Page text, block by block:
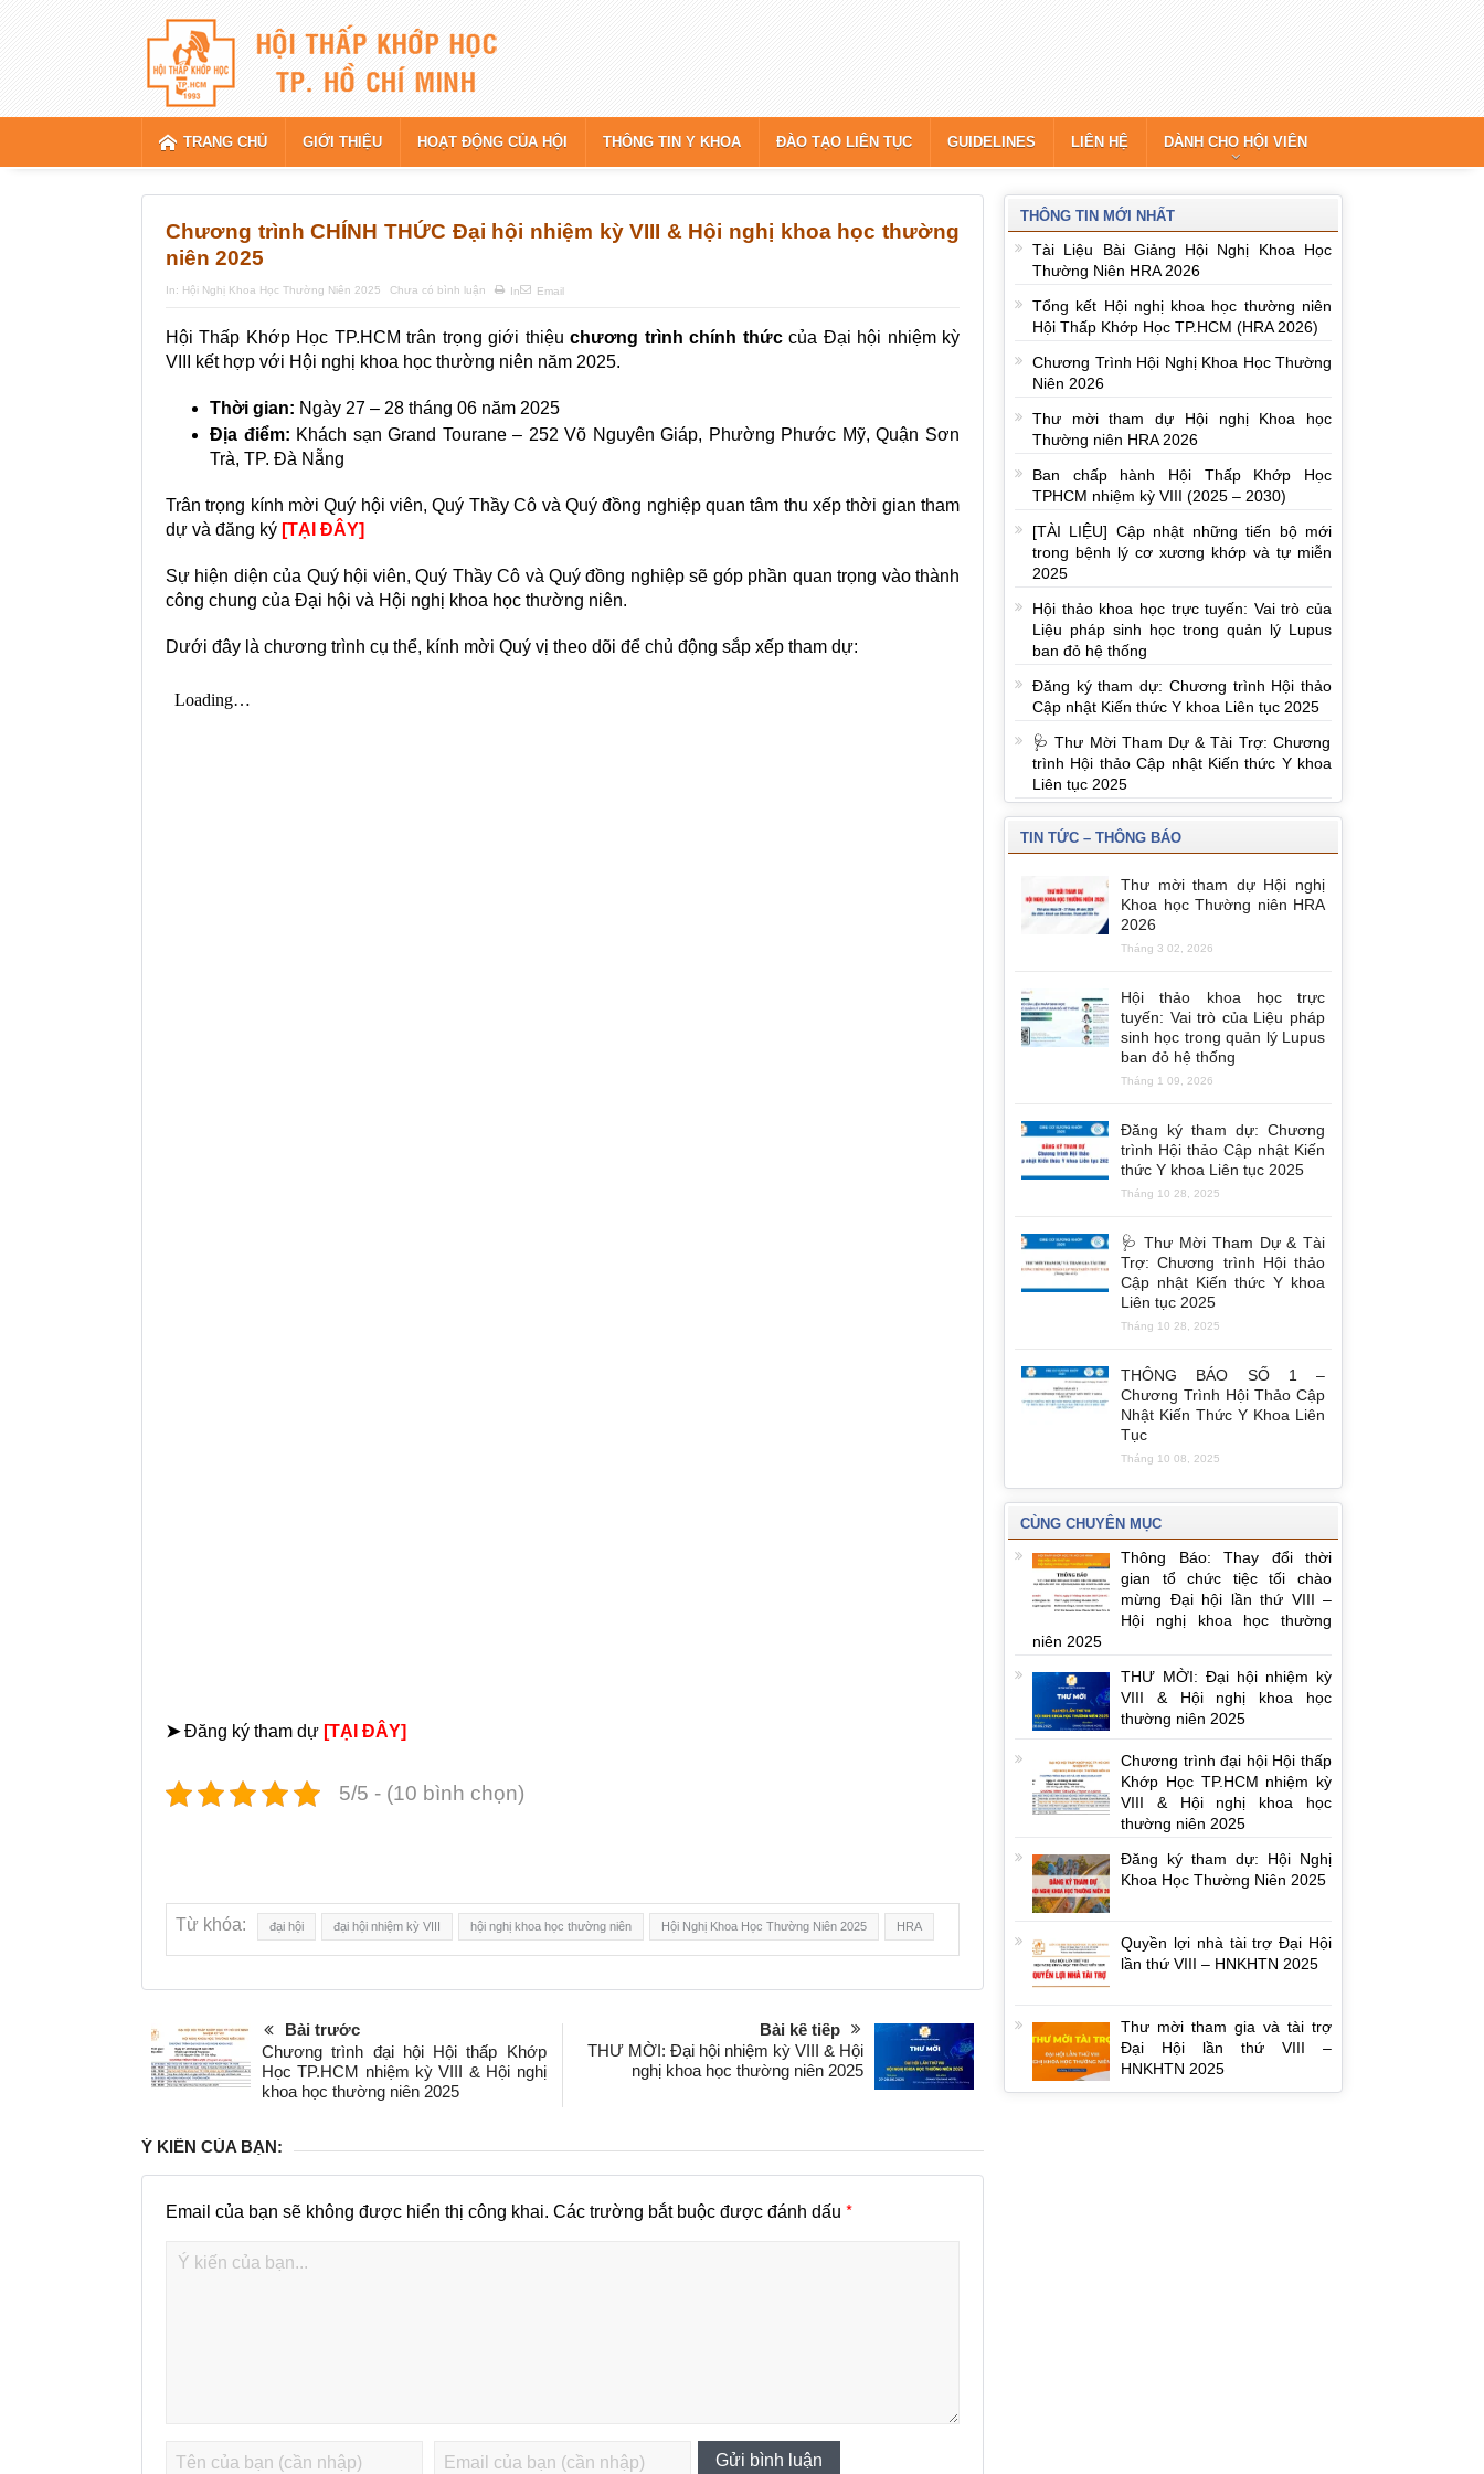
TRANG CHỦ GIỚI THIỆU HOẠT ĐỘNG CỦA HỘI THÔNG TIN Y KHOA ĐÀO TẠO LIÊN TỤC GUIDELINES LIÊN HỆ DÀNH CHO HỘI VIÊN
Chương trình CHÍNH THỨC Đại hội nhiệm kỳ VIII & Hội nghị khoa học thường
niên 2025
In: Hội Nghị Khoa Học Thường Niên 2025 Chưa có bình luận In Email
Hội Thấp Khớp Học TP.HCM trân trọng giới thiệuchương trình chính thứccủa Đại hội nhiệm kỳ
VIII kết hợp với Hội nghị khoa học thường niên năm 2025.
Thời gian: Ngày 27 – 28 tháng 06 năm 2025
Địa điểm: Khách sạn Grand Tourane – 252 Võ Nguyên Giáp, Phường Phước Mỹ, Quận Sơn
Trà, TP. Đà Nẵng
Trân trọng kính mời Quý hội viên, Quý Thầy Cô và Quý đồng nghiệp quan tâm thu xếp thời gian tham
dự và đăng ký [TẠI ĐÂY]
Sự hiện diện của Quý hội viên, Quý Thầy Cô và Quý đồng nghiệp sẽ góp phần quan trọng vào thành
công chung của Đại hội và Hội nghị khoa học thường niên.
Dưới đây là chương trình cụ thể, kính mời Quý vị theo dõi để chủ động sắp xếp tham dự:
➤Đăng ký tham dự [TẠI ĐÂY]
5/5 - (10 bình chọn)
Từ khóa: đại hội đại hội nhiệm kỳ VIII hội nghị khoa học thường niên Hội Nghị Khoa Học Thường Niên 2025 HRA
Bài trước
Chương trình đại hội Hội thấp Khớp
Học TP.HCM nhiệm kỳ VIII & Hội nghị
khoa học thường niên 2025
Bài kế tiếp
THƯ MỜI: Đại hội nhiệm kỳ VIII & Hội
nghị khoa học thường niên 2025
Ý KIẾN CỦA BẠN:
Email của bạn sẽ không được hiển thị công khai. Các trường bắt buộc được đánh dấu *
THÔNG TIN MỚI NHẤT
Tài Liệu Bài Giảng Hội Nghị Khoa Học
Thường Niên HRA 2026
Tổng kết Hội nghị khoa học thường niên
Hội Thấp Khớp Học TP.HCM (HRA 2026)
Chương Trình Hội Nghị Khoa Học Thường
Niên 2026
Thư mời tham dự Hội nghị Khoa học
Thường niên HRA 2026
Ban chấp hành Hội Thấp Khớp Học
TPHCM nhiệm kỳ VIII (2025 – 2030)
[TÀI LIỆU] Cập nhật những tiến bộ mới
trong bệnh lý cơ xương khớp và tự miễn
2025
Hội thảo khoa học trực tuyến: Vai trò của
Liệu pháp sinh học trong quản lý Lupus
ban đỏ hệ thống
Đăng ký tham dự: Chương trình Hội thảo
Cập nhật Kiến thức Y khoa Liên tục 2025
🩺 Thư Mời Tham Dự & Tài Trợ: Chương
trình Hội thảo Cập nhật Kiến thức Y khoa
Liên tục 2025
TIN TỨC – THÔNG BÁO
Thư mời tham dự Hội nghị
Khoa học Thường niên HRA
2026
Tháng 3 02, 2026
Hội thảo khoa học trực
tuyến: Vai trò của Liệu pháp
sinh học trong quản lý Lupus
ban đỏ hệ thống
Tháng 1 09, 2026
Đăng ký tham dự: Chương
trình Hội thảo Cập nhật Kiến
thức Y khoa Liên tục 2025
Tháng 10 28, 2025
🩺 Thư Mời Tham Dự & Tài
Trợ: Chương trình Hội thảo
Cập nhật Kiến thức Y khoa
Liên tục 2025
Tháng 10 28, 2025
THÔNG BÁO SỐ 1 –
Chương Trình Hội Thảo Cập
Nhật Kiến Thức Y Khoa Liên
Tục
Tháng 10 08, 2025
CÙNG CHUYÊN MỤC
Thông Báo: Thay đổi thời
gian tổ chức tiệc tối chào
mừng Đại hội lần thứ VIII –
Hội nghị khoa học thường
niên 2025
THƯ MỜI: Đại hội nhiệm kỳ
VIII & Hội nghị khoa học
thường niên 2025
Chương trình đại hội Hội thấp
Khớp Học TP.HCM nhiệm kỳ
VIII & Hội nghị khoa học
thường niên 2025
Đăng ký tham dự: Hội Nghị
Khoa Học Thường Niên 2025
Quyền lợi nhà tài trợ Đại Hội
lần thứ VIII – HNKHTN 2025
Thư mời tham gia và tài trợ
Đại Hội lần thứ VIII –
HNKHTN 2025